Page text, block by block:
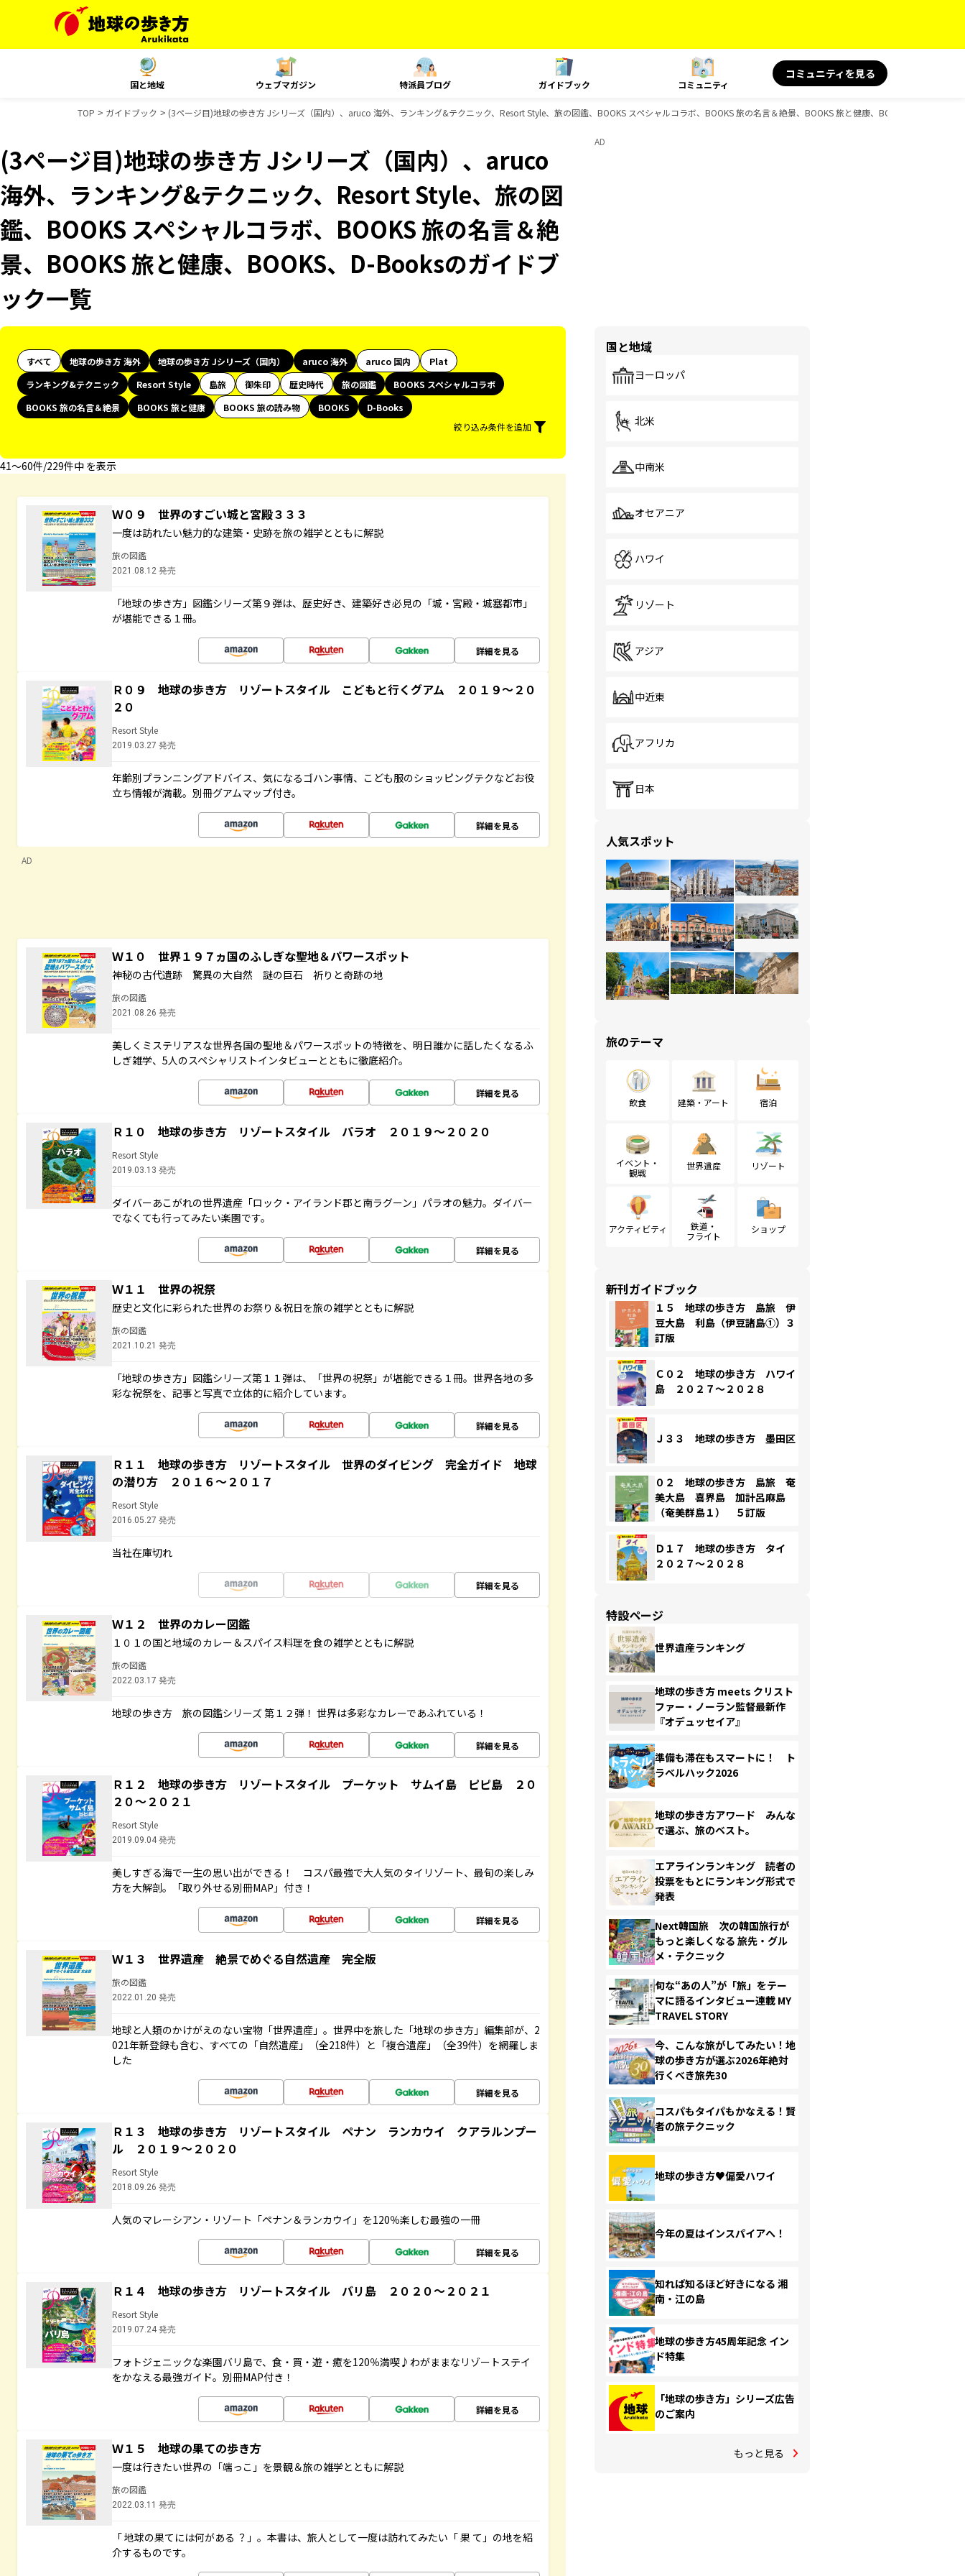
国と地域 ウェブマガジン 特派員ブログ ガイドブック コミュニティ
コミュニティを見る
TOP ガイドブック (3ページ目)地球の歩き方 Jシリーズ（国内）、aruco 海外、ランキング&テクニック、Resort Style、旅の図鑑、BOOKS スペシャルコラボ、BOOKS 旅の名言＆絶景、BOOKS 旅と健康、BOOKS、D-Booksの
(3ページ目)地球の歩き方 Jシリーズ（国内）、aruco
海外、ランキング&テクニック、Resort Style、旅の図
鑑、BOOKS スペシャルコラボ、BOOKS 旅の名言＆絶
景、BOOKS 旅と健康、BOOKS、D-Booksのガイドブ
ック一覧
すべて 地球の歩き方 海外 地球の歩き方 Jシリーズ（国内） aruco 海外 aruco 国内
Plat
ランキング&テクニック
Resort Style 島旅 御朱印 歴史時代 旅の図鑑
BOOKS スペシャルコラボ
BOOKS 旅の名言＆絶景
BOOKS 旅と健康 BOOKS 旅の読み物 BOOKS
D-Books
絞り込み条件を追加
41〜60件/229件中 を表示
Ｗ０９ 世界のすごい城と宮殿３３３
一度は訪れたい魅力的な建築・史跡を旅の雑学とともに解説
旅の図鑑
2021.08.12 発売
「地球の歩き方」図鑑シリーズ第９弾は、歴史好き、建築好き必見の「城・宮殿・城塞都市」
が堪能できる１冊。
詳細を見る
Ｒ０９ 地球の歩き方 リゾートスタイル こどもと行くグアム ２０１９～２０
２０
Resort Style
2019.03.27 発売
年齢別プランニングアドバイス、気になるゴハン事情、こども服のショッピングテクなどお役
立ち情報が満載。別冊グアムマップ付き。
詳細を見る
AD
Ｗ１０ 世界１９７ヵ国のふしぎな聖地＆パワースポット
神秘の古代遺跡 驚異の大自然 謎の巨石 祈りと奇跡の地
旅の図鑑
2021.08.26 発売
美しくミステリアスな世界各国の聖地＆パワースポットの特徴を、明日誰かに話したくなるふ
しぎ雑学、5人のスペシャリストインタビューとともに徹底紹介。
詳細を見る
Ｒ１０ 地球の歩き方 リゾートスタイル パラオ ２０１９～２０２０
Resort Style
2019.03.13 発売
ダイバーあこがれの世界遺産「ロック・アイランド郡と南ラグーン」パラオの魅力。ダイバー
でなくても行ってみたい楽園です。
詳細を見る
Ｗ１１ 世界の祝祭
歴史と文化に彩られた世界のお祭り＆祝日を旅の雑学とともに解説
旅の図鑑
2021.10.21 発売
「地球の歩き方」図鑑シリーズ第１１弾は、「世界の祝祭」が堪能できる１冊。世界各地の多
彩な祝祭を、記事と写真で立体的に紹介しています。
詳細を見る
Ｒ１１ 地球の歩き方 リゾートスタイル 世界のダイビング 完全ガイド 地球
の潜り方 ２０１６～２０１７
Resort Style
2016.05.27 発売
当社在庫切れ
詳細を見る
Ｗ１２ 世界のカレー図鑑
１０１の国と地域のカレー＆スパイス料理を食の雑学とともに解説
旅の図鑑
2022.03.17 発売
地球の歩き方 旅の図鑑シリーズ 第１２弾！ 世界は多彩なカレーであふれている！
詳細を見る
Ｒ１２ 地球の歩き方 リゾートスタイル プーケット サムイ島 ピピ島 ２０
２０～２０２１
Resort Style
2019.09.04 発売
美しすぎる海で一生の思い出ができる！ コスパ最強で大人気のタイリゾート、最旬の楽しみ
方を大解剖。「取り外せる別冊MAP」付き！
詳細を見る
Ｗ１３ 世界遺産 絶景でめぐる自然遺産 完全版
旅の図鑑
2022.01.20 発売
地球と人類のかけがえのない宝物「世界遺産」。世界中を旅した「地球の歩き方」編集部が、2
021年新登録も含む、すべての「自然遺産」（全218件）と「複合遺産」（全39件）を網羅しま
した
詳細を見る
Ｒ１３ 地球の歩き方 リゾートスタイル ペナン ランカウイ クアラルンプー
ル ２０１９～２０２０
Resort Style
2018.09.26 発売
人気のマレーシアン・リゾート「ペナン＆ランカウイ」を120％楽しむ最強の一冊
詳細を見る
Ｒ１４ 地球の歩き方 リゾートスタイル バリ島 ２０２０～２０２１
Resort Style
2019.07.24 発売
フォトジェニックな楽園バリ島で、食・買・遊・癒を120％満喫♪わがままなリゾートステイ
をかなえる最強ガイド。別冊MAP付き！
詳細を見る
Ｗ１５ 地球の果ての歩き方
一度は行きたい世界の「端っこ」を景観＆旅の雑学とともに解説
旅の図鑑
2022.03.11 発売
「 地球の果てには何がある ？」。本書は、旅人として一度は訪れてみたい「 果 て」の地を紹
介するものです。
AD
国と地域
ヨーロッパ
北米
中南米
オセアニア
ハワイ
リゾート
アジア
中近東
アフリカ
日本
人気スポット
旅のテーマ
飲食 建築・アート 宿泊
イベント・
観戦
世界遺産 リゾート
アクティビティ
鉄道・
フライト
ショップ
新刊ガイドブック
１５ 地球の歩き方 島旅 伊
豆大島 利島（伊豆諸島①）３
訂版
Ｃ０２ 地球の歩き方 ハワイ
島 ２０２７～２０２８
Ｊ３３ 地球の歩き方 墨田区
０２ 地球の歩き方 島旅 奄
美大島 喜界島 加計呂麻島
（奄美群島１） ５訂版
Ｄ１７ 地球の歩き方 タイ
２０２７～２０２８
特設ページ
世界遺産ランキング
地球の歩き方 meets クリスト
ファー・ノーラン監督最新作
『オデュッセイア』
準備も滞在もスマートに！ ト
ラベルハック2026
地球の歩き方アワード みんな
で選ぶ、旅のベスト。
エアラインランキング 読者の
投票をもとにランキング形式で
発表
Next韓国旅 次の韓国旅行が
もっと楽しくなる 旅先・グル
メ・テクニック
旬な“あの人”が「旅」をテー
マに語るインタビュー連載 MY
TRAVEL STORY
今、こんな旅がしてみたい！地
球の歩き方が選ぶ2026年絶対
行くべき旅先30
コスパもタイパもかなえる！賢
者の旅テクニック
地球の歩き方♥偏愛ハワイ
今年の夏はインスパイアへ！
知れば知るほど好きになる 湘
南・江の島
地球の歩き方45周年記念 イン
ド特集
「地球の歩き方」シリーズ広告
のご案内
もっと見る